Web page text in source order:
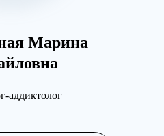
Марина
аддиктолог